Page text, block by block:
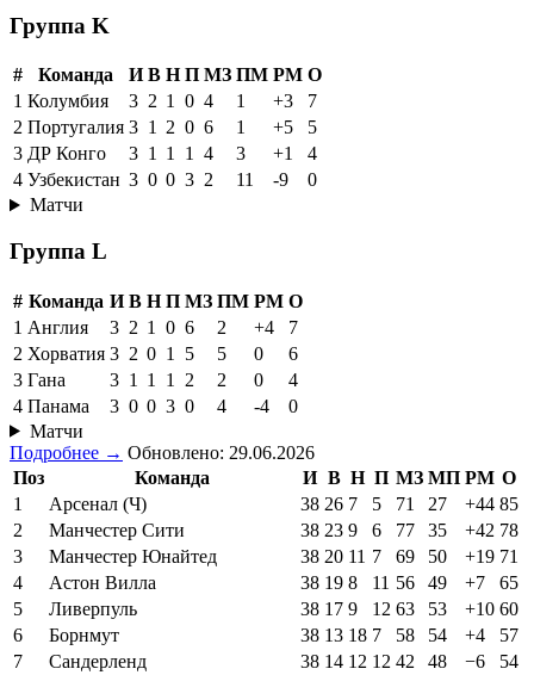
Группа K
# Команда И В Н П МЗ ПМ РМ О
1 Колумбия 3 2 1 0 4 1 +3
7
2 Португалия 3 1 2 0 6 1 +5
5
3 ДР Конго 3 1 1 1 4 3 +1
4
4 Узбекистан 3 0 0 3 2 11 -9
0
Матчи
Группа L
# Команда И В Н П МЗ ПМ РМ О
1 Англия 3 2 1 0 6 2 +4
7
2 Хорватия 3 2 0 1 5 5 0
6
3 Гана 3 1 1 1 2 2 0
4
4 Панама 3 0 0 3 0 4 -4
0
Матчи
Подробнее → Обновлено: 29.06.2026
Поз
Команда И В Н П МЗ МП РМ О
1
Арсенал (Ч) 38 26 7 5 71 27 +44 85
2
Манчестер Сити 38 23 9 6 77 35 +42 78
3
Манчестер Юнайтед 38 20 11 7 69 50 +19 71
4
Астон Вилла 38 19 8 11 56 49 +7
65
5
Ливерпуль 38 17 9 12 63 53 +10 60
6
Борнмут 38 13 18 7 58 54 +4
57
7
Сандерленд 38 14 12 12 42 48 −6
54